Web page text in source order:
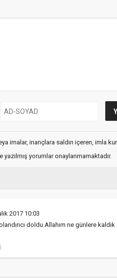
imalar, inançlara saldırı içeren, imla
yorumlar onaylanmamaktadır.
2017 10:03
doldu.Allahım ne günlere